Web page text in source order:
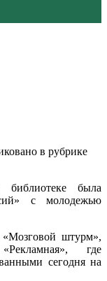
в рубрике
была
с молодежью
штурм»,
где
сегодня на